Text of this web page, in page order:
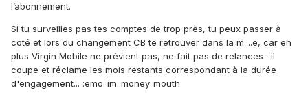
l’abonnement.
Si tu surveilles pas tes comptes de trop près, tu peux passer à
coté et lors du changement CB te retrouver dans la m....e, car en
plus Virgin Mobile ne prévient pas, ne fait pas de relances : il
coupe et réclame les mois restants correspondant à la durée
d'engagement... :emo_im_money_mouth: